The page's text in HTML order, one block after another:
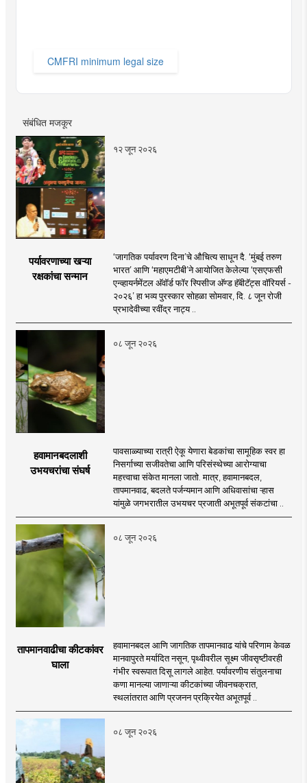
CMFRI minimum legal size
संबंधित मजकूर
१२ जून २०२६
पर्यावरणाच्या खऱ्या
रक्षकांचा सन्मान
‘जागतिक पर्यावरण दिना’चे औचित्य साधून दै. ‘मुंबई तरुण
भारत’ आणि ‘महाएमटीबी’ने आयोजित केलेल्या ‘एसएफसी
एन्व्हायर्नमेंटल अ‍ॅवॉर्ड फॉर स्पिसीज अ‍ॅण्ड हॅबीटॅट्स वॉरियर्स -
२०२६’ हा भव्य पुरस्कार सोहळा सोमवार, दि. ८ जून रोजी
प्रभादेवीच्या रवींद्र नाट्य ..
०८ जून २०२६
हवामानबदलाशी
उभयचरांचा संघर्ष
पावसाळ्याच्या रात्री ऐकू येणारा बेडकांचा सामूहिक स्वर हा
निसर्गाच्या सजीवतेचा आणि परिसंस्थेच्या आरोग्याचा
महत्त्वाचा संकेत मानला जातो. मात्र, हवामानबदल,
तापमानवाढ, बदलते पर्जन्यमान आणि अधिवासांचा ऱ्हास
यांमुळे जगभरातील उभयचर प्रजाती अभूतपूर्व संकटांचा ..
०८ जून २०२६
तापमानवाढीचा कीटकांवर
घाला
हवामानबदल आणि जागतिक तापमानवाढ यांचे परिणाम केवळ
मानवापुरते मर्यादित नसून, पृथ्वीवरील सूक्ष्म जीवसृष्टीवरही
गंभीर स्वरूपात दिसू लागले आहेत. पर्यावरणीय संतुलनाचा
कणा मानल्या जाणाऱ्या कीटकांच्या जीवनचक्रात,
स्थलांतरात आणि प्रजनन प्रक्रियेत अभूतपूर्व ..
०८ जून २०२६